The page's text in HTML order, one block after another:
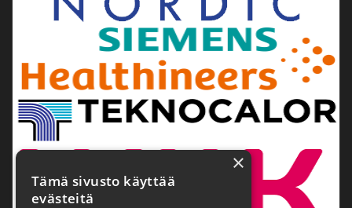
×
Tämä sivusto käyttää
evästeitä